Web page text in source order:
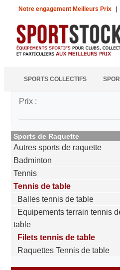
Notre engagement Meilleurs Prix
SPORTS COLLECTIFS
Prix :
Sports de Raquette
Autres sports de raquette
Badminton
Tennis
Tennis de table
Balles tennis de table
Equipements terrain tennis
table
Filets tennis de table
Raquettes Tennis de table